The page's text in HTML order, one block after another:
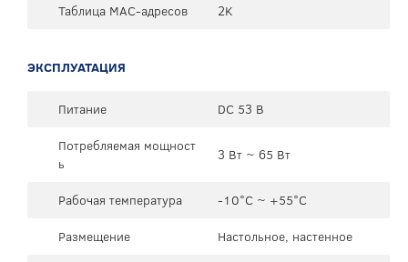
Таблица MAC-адресов 2K
ЭКСПЛУАТАЦИЯ
Питание
DC 53 В
Потребляемая мощност
ь
3 Вт ~ 65 Вт
Рабочая температура
-10°C ~ +55°C
Размещение
Настольное, настенное